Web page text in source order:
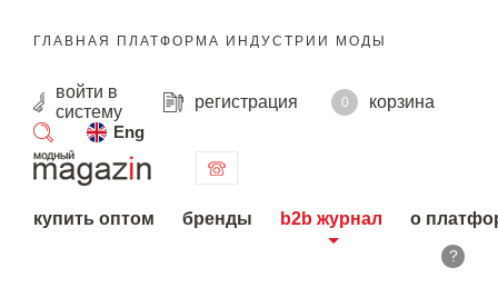
ГЛАВНАЯ ПЛАТФОРМА ИНДУСТРИИ МОДЫ
войти в
систему
регистрация 0
корзина
Eng
поиск
купить оптом бренды b2b журнал о
?